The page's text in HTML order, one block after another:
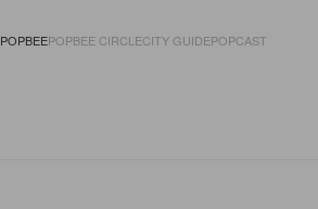
POPBEEPOPBEE CIRCLECITY GUIDEPOPCAST